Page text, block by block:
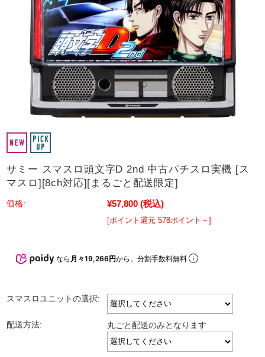
サミー スマスロ頭文字D 2nd 中古パチスロ実機 [ス
マスロ][8ch対応][まるごと配送限定]
価格: ¥57,800 (税込)
[ポイント還元 578ポイント～]
なら 月々19,266円から。分割手数料無料
スマスロユニットの選択:
配送方法: 丸ごと配送のみとなります